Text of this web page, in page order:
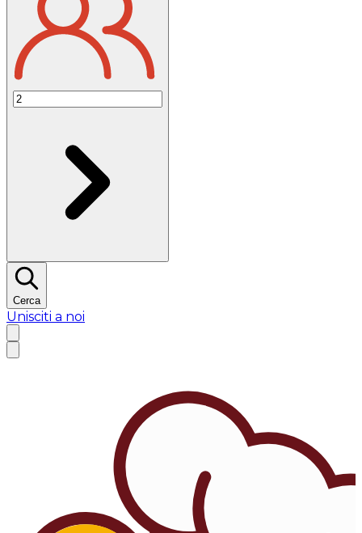
Cerca
Unisciti a noi